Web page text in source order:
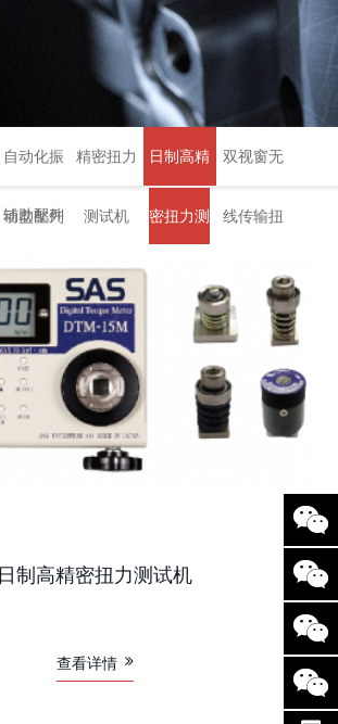
自动化振
动盘整列
机
精密扭力
测试机
日制高精
密扭力测
双视窗无
线传输扭
力扳手
辅助配件
日制高精密扭力测试机
查看详情